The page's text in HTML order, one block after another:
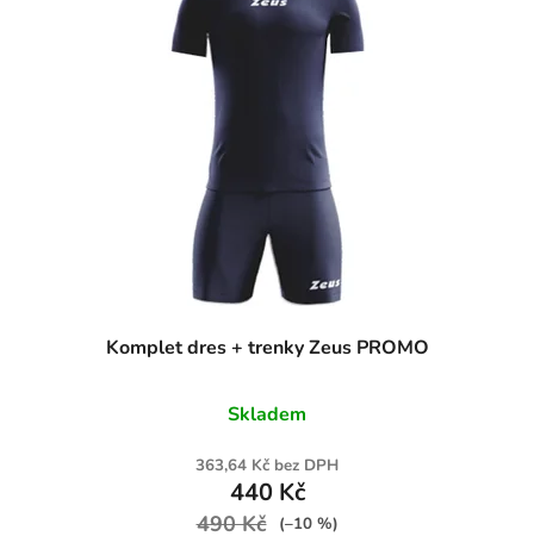
Komplet dres + trenky Zeus PROMO
Skladem
363,64 Kč bez DPH
440 Kč
490 Kč (–10 %)